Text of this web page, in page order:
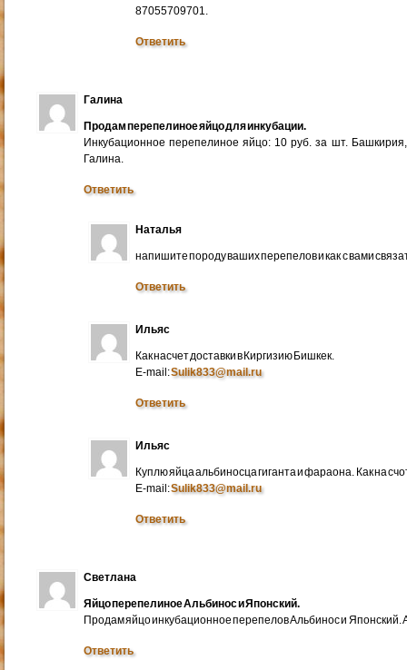
87055709701.
Ответить
Галина
Продам перепелиное яйцо для инкубации.
Инкубационное перепелиное яйцо: 10 руб. за шт.
Галина.
Ответить
Наталья
напишите породу ваших перепелов и как с вами
Ответить
Ильяс
Как насчет доставки в Киргизию Бишкек.
E-mail:Sulik833@mail.ru
Ответить
Ильяс
Куплю яйца альбиносца гиганта и фараона. Как на
E-mail:Sulik833@mail.ru
Ответить
Светлана
Яйцо перепелиное Альбинос и Японский.
Продам яйцо инкубационное перепелов Альбинос и
Ответить